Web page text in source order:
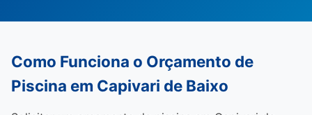
Como Funciona o Orçamento de
Piscina em Capivari de Baixo